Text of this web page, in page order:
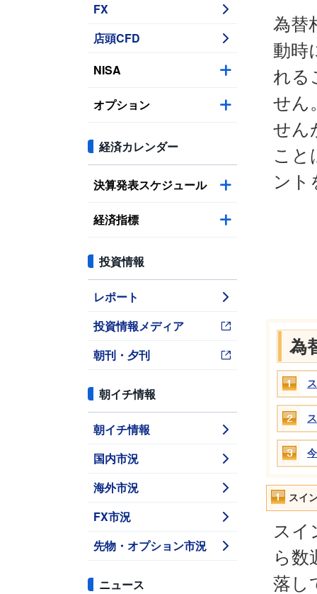
FX
店頭CFD
NISA
オプション
経済カレンダー
決算発表スケジュール
経済指標
投資情報
レポート
投資情報メディア
朝刊・夕刊
朝イチ情報
朝イチ情報
国内市況
海外市況
FX市況
先物・オプション市況
ニュース
為替
動時
れる
せん
せん
こと
ント
為
スイ
スイ
ら数
落し